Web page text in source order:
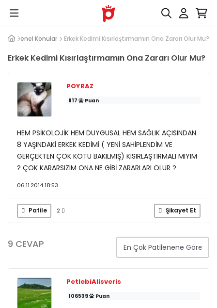
Kedi Genel Konular Erkek Kedimi Kısırlaştırmamın Ona Zararı Olur Mu?
Erkek Kedimi Kısırlaştırmamın Ona Zararı Olur Mu?
POYRAZ
817 Puan
HEM PSİKOLOJİK HEM DUYGUSAL HEM SAĞLIK AÇISINDAN
8 YAŞINDAKİ ERKEK KEDİMİ ( YENİ SAHİPLENDİM VE
GERÇEKTEN ÇOK KÖTÜ BAKILMIŞ) KISIRLAŞTIRMALI MIYIM
? ÇOK KARARSIZIM ONA NE GİBİ ZARARLARI OLUR ?
06.11.2014 18:53
Patile 2 Şikayet Et
9 CEVAP
PetlebiAlisveris
106539 Puan